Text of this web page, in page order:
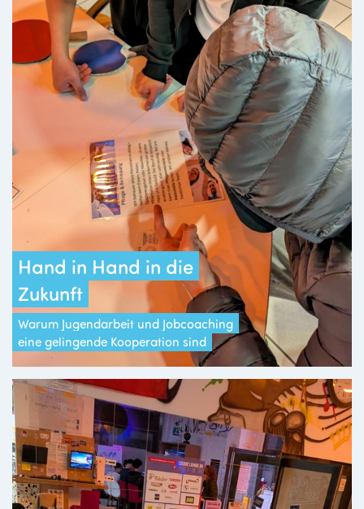
Hand in Hand in die
Zukunft
Warum Jugendarbeit und Jobcoaching
eine gelingende Kooperation sind